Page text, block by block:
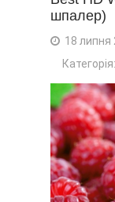
шпалер)
18 липня
Категорія: